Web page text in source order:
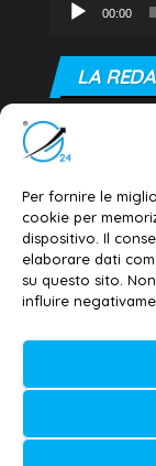
Per fornire le
cookie per
dispositivo. Il
elaborare dati
su questo sito.
influire
00:00
LA
Editore e
Dott. Daniele
Email:
Contatti –
Privacy policy
Testata